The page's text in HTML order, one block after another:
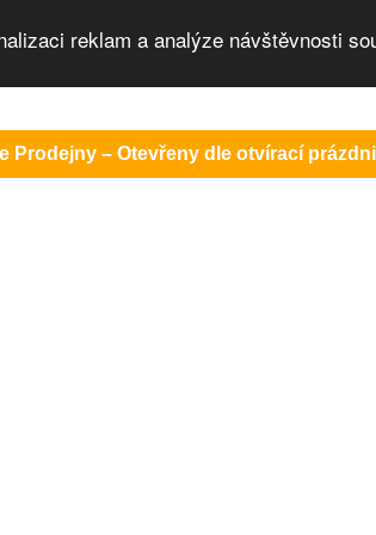
reklam a analýze návštěvnosti
Prodejny – Otevřeny dle otvírací